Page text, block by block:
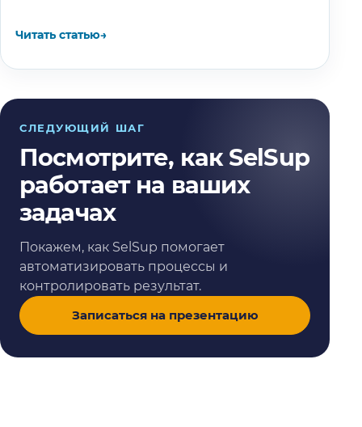
Читать статью→
СЛЕДУЮЩИЙ ШАГ
Посмотрите, как SelSup
работает на ваших
задачах
Покажем, как SelSup помогает
автоматизировать процессы и
контролировать результат.
Записаться на презентацию